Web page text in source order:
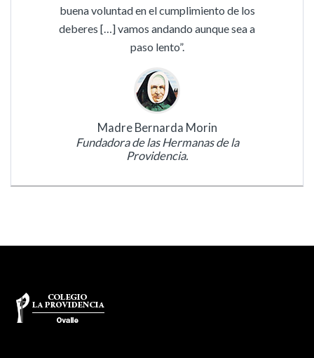
buena voluntad en el cumplimiento de los
deberes […] vamos andando aunque sea a
paso lento”.
Madre Bernarda Morin
Fundadora de las Hermanas de la
Providencia.